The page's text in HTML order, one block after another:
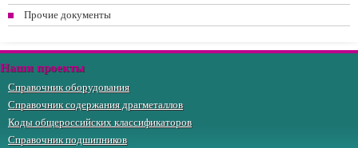
Прочие документы
Наши проекты
Справочник оборудования
Справочник содержания драгметаллов
Коды общероссийских классификаторов
Справочник подшипников